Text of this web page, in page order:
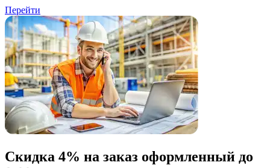
Перейти
Скидка 4% на заказ оформленный до